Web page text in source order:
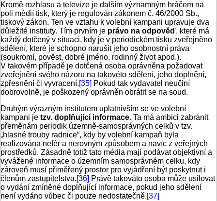
Kromě rozhlasu a televize je dalším významným hráčem na
poli médií tisk, který je regulován zákonem č. 46/2000 Sb.,
tiskový zákon. Ten ve vztahu k volební kampani upravuje dva
důležité instituty. Tím prvním je právo na odpověď, které má
každý dotčený v situaci, kdy je v periodickém tisku zveřejněno
sdělení, které je schopno narušit jeho osobnostní práva
(soukromí, pověst, dobré jméno, rodinný život apod.).
V takovém případě je dotčená osoba oprávněna požadovat
zveřejnění svého názoru na takovéto sdělení, jeho doplnění,
zpřesnění či vyvracení.[35] Pokud tak vydavatel neučiní
dobrovolně, je poškozený oprávněn obrátit se na soud.
Druhým výrazným institutem uplatnivším se ve volební
kampani je tzv. doplňující informace. Ta má ambici zabránit
přeměnám periodik územně-samosprávných celků v tzv.
„hlasné trouby radnice“, kdy by volební kampaň byla
realizována nefér a nerovným způsobem a navíc z veřejných
prostředků. Zásadně totiž tato média mají podávat objektivní a
vyvážené informace o územním samosprávném celku, kdy
zároveň musí přiměřený prostor pro vyjádření být poskytnut i
členům zastupitelstva.[36] Právě takováto osoba může usilovat
o vydání zmíněné doplňující informace, pokud jeho sdělení
není vydáno vůbec či pouze nedostatečně.[37]